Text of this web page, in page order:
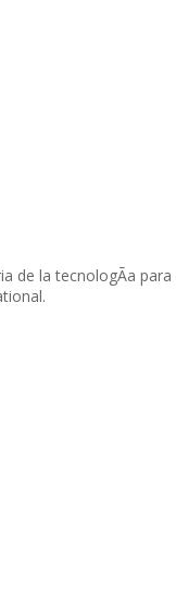
de la tecnologÃ­a